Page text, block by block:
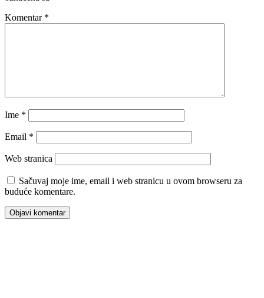
Komentar *
Ime *
Email *
Web stranica
Sačuvaj moje ime, email i web stranicu u ovom browseru za
buduće komentare.